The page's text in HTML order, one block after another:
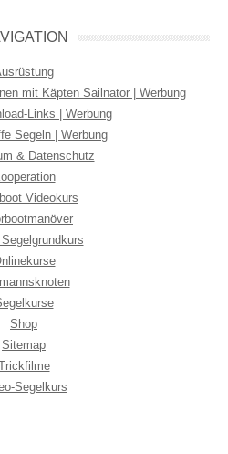
mit Käpten Sailnator | Werbung
Links | Werbung
Segeln | Werbung
& Datenschutz
Videokurs
Shop
Sitemap
Segelkurs